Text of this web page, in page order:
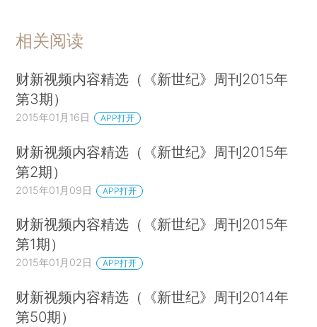
相关阅读
财新视频内容精选（《新世纪》周刊2015年
第3期）
2015年01月16日 APP打开
财新视频内容精选（《新世纪》周刊2015年
第2期）
2015年01月09日 APP打开
财新视频内容精选（《新世纪》周刊2015年
第1期）
2015年01月02日 APP打开
财新视频内容精选（《新世纪》周刊2014年
第50期）